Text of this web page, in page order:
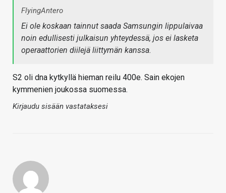
FlyingAntero
Ei ole koskaan tainnut saada Samsungin lippulaivaa
noin edullisesti julkaisun yhteydessä, jos ei lasketa
operaattorien diilejä liittymän kanssa.
S2 oli dna kytkyllä hieman reilu 400e. Sain ekojen
kymmenien joukossa suomessa.
Kirjaudu sisään vastataksesi